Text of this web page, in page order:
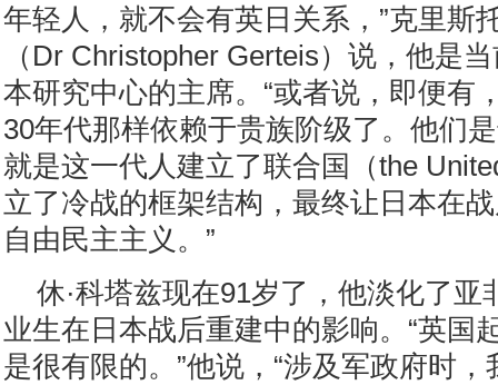
年轻人，就不会有英日关系，”克里斯
（Dr Christopher Gerteis）说，他是
本研究中心的主席。“或者说，即便有
30年代那样依赖于贵族阶级了。他们
就是这一代人建立了联合国（the
立了冷战的框架结构，最终让日本在
自由民主主义。”
休·科塔兹现在91岁了，他淡化了亚
业生在日本战后重建中的影响。“英国
是很有限的。”他说，“涉及军政府时